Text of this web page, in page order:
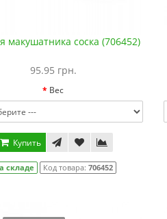
макушатника соска (706452)
95.95 грн.
Вес
Купить
складе Код товара: 706452